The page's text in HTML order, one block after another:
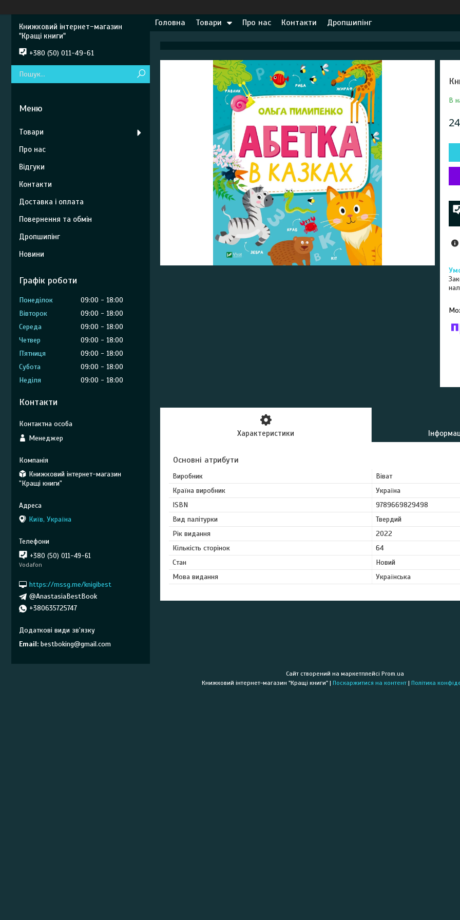
Головна Товари Про нас Контакти Дропшипінг
В
Характеристики
Основні атрибути
Виробник
Віват
Країна виробник
Україна
ISBN
9789669829498
Вид палітурки
Твердий
Рік видання
2022
Кількість сторінок
64
Стан
Новий
Мова видання
Українська
Книжковий інтернет-магазин
"Кращі книги"
+380 (50) 011-49-61
Товари
Про нас
Відгуки
Контакти
Доставка і оплата
Повернення та обмін
Дропшипінг
Новини
Графік роботи
Понеділок 09:00
18:00
Вівторок
09:00
18:00
Середа
09:00
18:00
Четвер
09:00
18:00
Пʼятниця
09:00
18:00
Субота
09:00
18:00
Неділя
09:00 18:00
Контакти
Менеджер
Книжковий інтернет-магазин
"Кращі книги"
Київ, Україна
+380 (50) 011-49-61
Vodafon
https://mssg.me/knigibest
@AnastasiaBestBook
+380635725747
Email bestboking@gmail.com
Сайт створений на маркетплейсі Prom.ua
Книжковий інтернет-магазин "Кращі книги" | Поскаржитися на контент | Політика